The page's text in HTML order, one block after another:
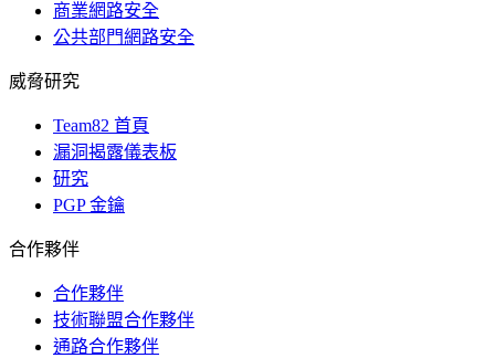
商業網路安全
公共部門網路安全
威脅研究
Team82 首頁
漏洞揭露儀表板
研究
PGP 金鑰
合作夥伴
合作夥伴
技術聯盟合作夥伴
通路合作夥伴